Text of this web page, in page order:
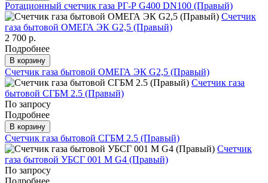
Ротационный счетчик газа РГ-Р G400 DN100 (Правый)
Счетчик
газа бытовой ОМЕГА ЭК G2,5 (Правый)
2 700 р.
Подробнее
В корзину
Счетчик газа бытовой ОМЕГА ЭК G2,5 (Правый)
Счетчик газа
бытовой СГБМ 2.5 (Правый)
По запросу
Подробнее
В корзину
Счетчик газа бытовой СГБМ 2.5 (Правый)
Счетчик
газа бытовой УБСГ 001 М G4 (Правый)
По запросу